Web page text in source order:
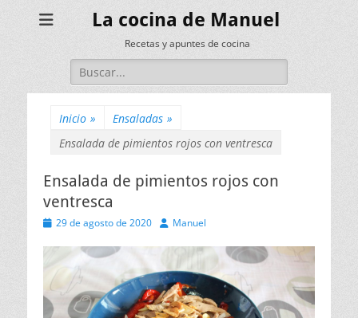
La cocina de Manuel
Recetas y apuntes de cocina
Buscar:
Inicio » Ensaladas »
Ensalada de pimientos rojos con ventresca
Ensalada de pimientos rojos con
ventresca
Publicado
29 de agosto de 2020 AutorManuel